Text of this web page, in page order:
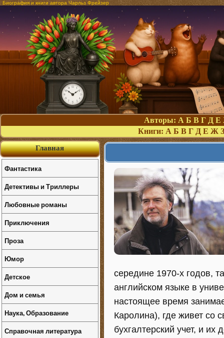
Биография и книги автора Чарльз Фрейзер
Авторы: А Б В Г Д Е
Книги: А Б В Г Д Е Ж З
середине 1970-х годов,
английском языке в
настоящее время
Каролина), где живет со
бухгалтерский учет, и их
Главная
Фантастика
Детективы и Триллеры
Любовные романы
Приключения
Проза
Юмор
Детское
Дом и семья
Наука, Образование
Справочная литература